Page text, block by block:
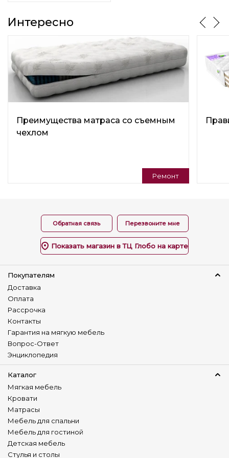
Максимальная нагрузка на 1 спальное место, кг.
150
Количество пружин шт./м.кв
0
Съемный чехол
Интересно
Преимущества матраса со съемным
чехлом
Ремонт
Обратная связь Перезвоните мне
Показать магазин в ТЦ Глобо на карте
Покупателям
Доставка
Оплата
Рассрочка
Контакты
Гарантия на мягкую мебель
Вопрос-Ответ
Энциклопедия
Каталог
Мягкая мебель
Кровати
Матрасы
Мебель для спальни
Мебель для гостиной
Детская мебель
Стулья и столы